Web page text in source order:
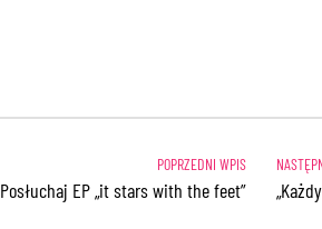
EP „it stars with the feet”